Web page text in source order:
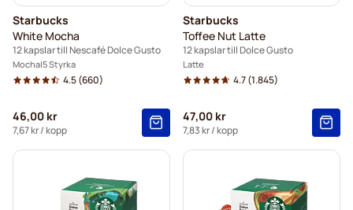
Starbucks
White Mocha
12 kapslar till Nescafé Dolce Gusto
Mocha 5 Styrka
4.5(660)
46,00 kr
7,67 kr/ kopp
Starbucks
Toffee Nut Latte
12 kapslar till Dolce Gusto
Latte
4.7(1.845)
47,00 kr
7,83 kr/ kopp